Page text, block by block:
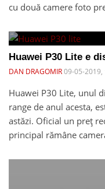
cu două camere foto
Huawei P30 Lite e
DAN DRAGOMIR09-05-2019,
Huawei P30 Lite, unul
range de anul acesta,
astăzi. Oficial un preț
principal rămâne